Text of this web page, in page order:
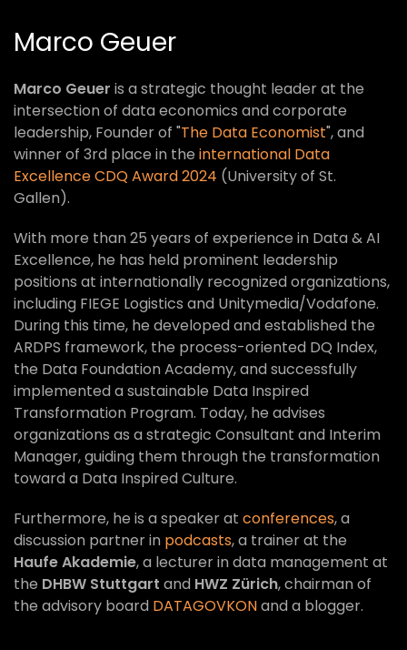
Marco Geuer
Marco Geuer is a strategic thought leader at the
intersection of data economics and corporate
leadership, Founder of "The Data Economist", and
winner of 3rd place in the international Data
Excellence CDQ Award 2024 (University of St.
Gallen).
With more than 25 years of experience in Data & AI
Excellence, he has held prominent leadership
positions at internationally recognized organizations,
including FIEGE Logistics and Unitymedia/Vodafone.
During this time, he developed and established the
ARDPS framework, the process-oriented DQ Index,
the Data Foundation Academy, and successfully
implemented a sustainable Data Inspired
Transformation Program. Today, he advises
organizations as a strategic Consultant and Interim
Manager, guiding them through the transformation
toward a Data Inspired Culture.
Furthermore, he is a speaker at conferences, a
discussion partner in podcasts, a trainer at the
Haufe Akademie, a lecturer in data management at
the DHBW Stuttgart and HWZ Zürich, chairman of
the advisory board DATAGOVKONand a blogger.